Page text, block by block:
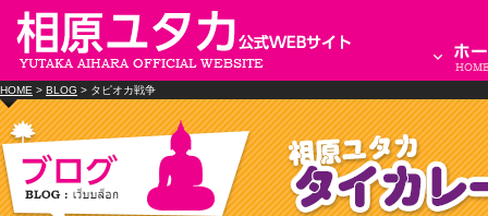
HOME > BLOG > タピオカ戦争